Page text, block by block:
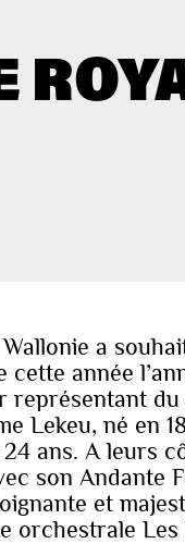
a
année
représentant
Lekeu, né en
ans. A leurs
son Andante
et
orchestrale Les